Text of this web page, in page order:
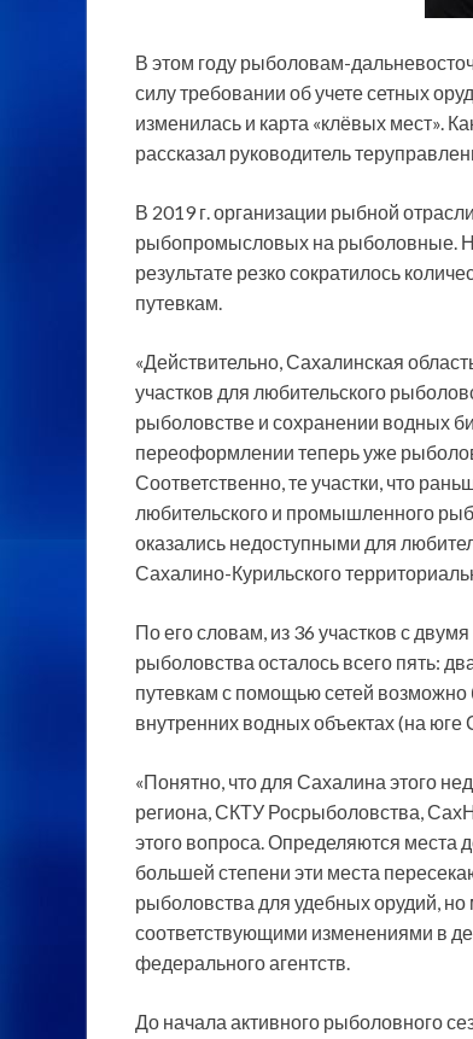
В этом году рыболовам-
силу требовании об учете сетных
изменилась и карта «клёвых мест».
рассказал руководитель
В 2019 г. организации рыбной
рыбопромысловых на рыболовные.
результате резко сократилось
путевкам.
«Действительно, Сахалинская
участков для любительского
рыболовстве и сохранении водных
переоформлении теперь уже
Соответственно, те участки, что
любительского и промышленного
оказались недоступными для
Сахалино-Курильского
По его словам, из 36 участков с
рыболовства осталось всего пять:
путевкам с помощью сетей возможно
внутренних водных объектах (на
«Понятно, что для Сахалина этого
региона, СКТУ Росрыболовства,
этого вопроса. Определяются
большей степени эти места
рыболовства для удебных орудий, но
соответствующими изменениями в
федерального агентств.
До начала активного рыболовного